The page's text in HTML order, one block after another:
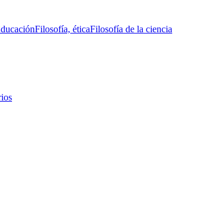
Filosofía, éticaFilosofía de la ciencia